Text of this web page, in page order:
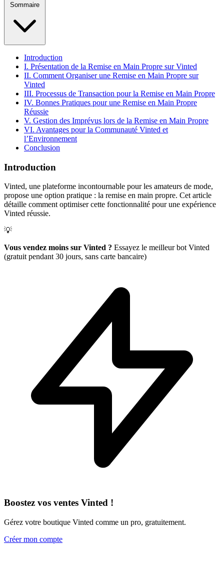
Sommaire
Introduction
I. Présentation de la Remise en Main Propre sur Vinted
II. Comment Organiser une Remise en Main Propre sur
Vinted
III. Processus de Transaction pour la Remise en Main Propre
IV. Bonnes Pratiques pour une Remise en Main Propre
Réussie
V. Gestion des Imprévus lors de la Remise en Main Propre
VI. Avantages pour la Communauté Vinted et
l’Environnement
Conclusion
Introduction
Vinted, une plateforme incontournable pour les amateurs de mode,
propose une option pratique : la remise en main propre. Cet article
détaille comment optimiser cette fonctionnalité pour une expérience
Vinted réussie.
💡
Vous vendez moins sur Vinted ? Essayez le meilleur bot Vinted
(gratuit pendant 30 jours, sans carte bancaire)
Boostez vos ventes Vinted !
Gérez votre boutique Vinted comme un pro, gratuitement.
Créer mon compte